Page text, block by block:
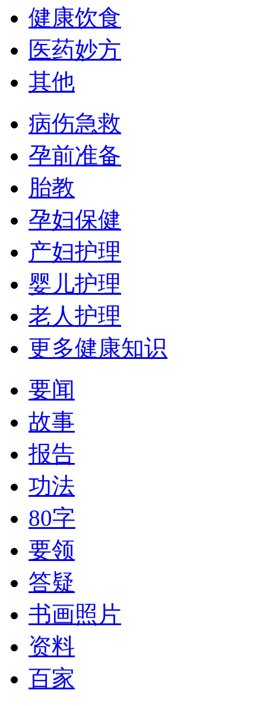
健康饮食
医药妙方
其他
病伤急救
孕前准备
胎教
孕妇保健
产妇护理
婴儿护理
老人护理
更多健康知识
要闻
故事
报告
功法
80字
要领
答疑
书画照片
资料
百家